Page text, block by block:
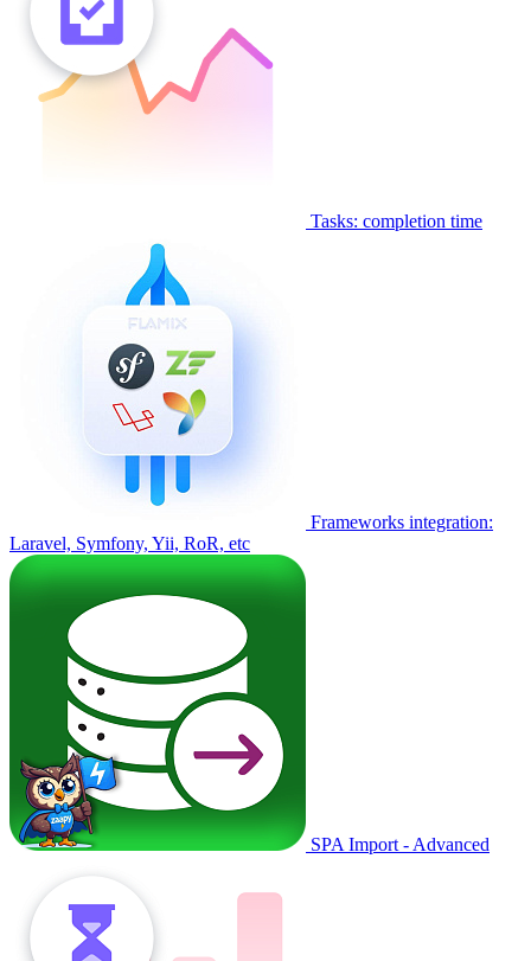
Tasks: completion time
Frameworks integration:
Laravel, Symfony, Yii, RoR, etc
SPA Import - Advanced